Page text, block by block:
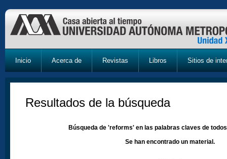
Inicio Acerca de Revistas Libros Sitios de
Resultados de la búsqueda
Búsqueda de 'reforms' en las palabras claves de
Se han encontrado un material.